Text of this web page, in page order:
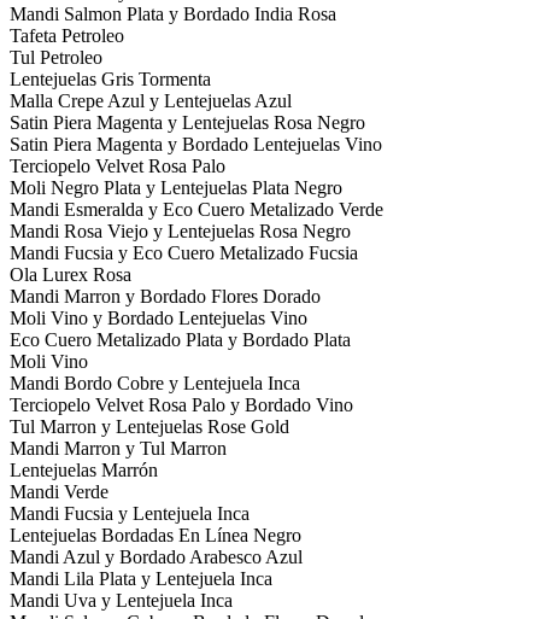
Mandi Salmon Plata y Bordado India Rosa
Tafeta Petroleo
Tul Petroleo
Lentejuelas Gris Tormenta
Malla Crepe Azul y Lentejuelas Azul
Satin Piera Magenta y Lentejuelas Rosa Negro
Satin Piera Magenta y Bordado Lentejuelas Vino
Terciopelo Velvet Rosa Palo
Moli Negro Plata y Lentejuelas Plata Negro
Mandi Esmeralda y Eco Cuero Metalizado Verde
Mandi Rosa Viejo y Lentejuelas Rosa Negro
Mandi Fucsia y Eco Cuero Metalizado Fucsia
Ola Lurex Rosa
Mandi Marron y Bordado Flores Dorado
Moli Vino y Bordado Lentejuelas Vino
Eco Cuero Metalizado Plata y Bordado Plata
Moli Vino
Mandi Bordo Cobre y Lentejuela Inca
Terciopelo Velvet Rosa Palo y Bordado Vino
Tul Marron y Lentejuelas Rose Gold
Mandi Marron y Tul Marron
Lentejuelas Marrón
Mandi Verde
Mandi Fucsia y Lentejuela Inca
Lentejuelas Bordadas En Línea Negro
Mandi Azul y Bordado Arabesco Azul
Mandi Lila Plata y Lentejuela Inca
Mandi Uva y Lentejuela Inca